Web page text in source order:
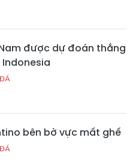
được dự đoán thắng
bên bờ vực mất ghế